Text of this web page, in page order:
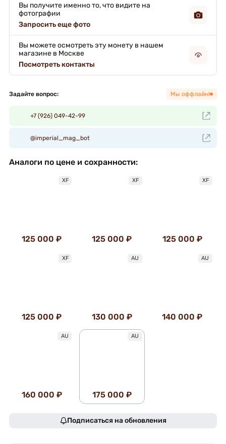
Вы получите именно то, что видите на
фотографии
Запросить еще фото
Вы можете осмотреть эту монету в нашем
магазине в Москве
Посмотреть контакты
Задайте вопрос: Мы оффлайн!
+7 (926) 049-42-99
@imperial_mag_bot
Аналоги по цене и сохранности:
XF
125 000 ₽
XF
125 000 ₽
XF
125 000 ₽
XF
125 000 ₽
AU
130 000 ₽
AU
140 000 ₽
AU
160 000 ₽
AU
175 000 ₽
Подписаться на обновления